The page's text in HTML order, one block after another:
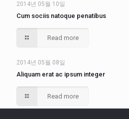
2014년 05월 10일
Cum sociis natoque penatibus
Read more
2014년 05월 08일
Aliquam erat ac ipsum integer
Read more